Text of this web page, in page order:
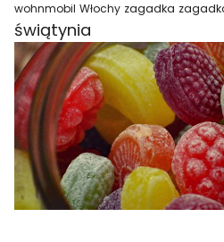
wohnmobil Włochy zagadka
świątynia